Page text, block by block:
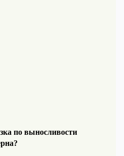
по выносливости